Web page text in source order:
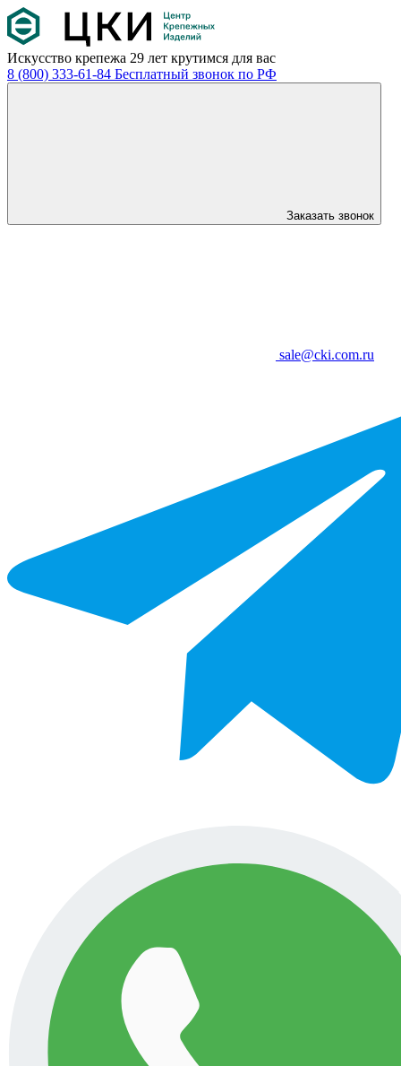
Искусство крепежа 29 лет крутимся для вас
8 (800) 333-61-84 Бесплатный звонок по РФ
Заказать звонок
sale@cki.com.ru